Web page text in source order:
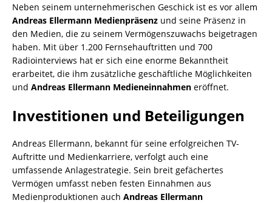
Neben seinem unternehmerischen Geschick ist es vor allem
Andreas Ellermann Medienpräsenz und seine Präsenz in
den Medien, die zu seinem Vermögenszuwachs beigetragen
haben. Mit über 1.200 Fernsehauftritten und 700
Radiointerviews hat er sich eine enorme Bekanntheit
erarbeitet, die ihm zusätzliche geschäftliche Möglichkeiten
und Andreas Ellermann Medieneinnahmen eröffnet.
Investitionen und Beteiligungen
Andreas Ellermann, bekannt für seine erfolgreichen TV-
Auftritte und Medienkarriere, verfolgt auch eine
umfassende Anlagestrategie. Sein breit gefächertes
Vermögen umfasst neben festen Einnahmen aus
Medienproduktionen auch Andreas Ellermann